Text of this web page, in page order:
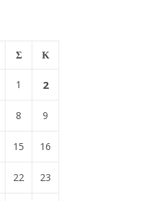
Σ Κ
1 2
8 9
15 16
22 23